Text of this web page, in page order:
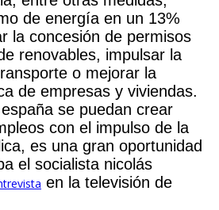
de energía en un 13%
la concesión de permisos
renovables, impulsar la
o mejorar la
de empresas y viviendas.
se puedan crear
con el impulso de la
es una gran oportunidad
el socialista nicolás
en la televisión de